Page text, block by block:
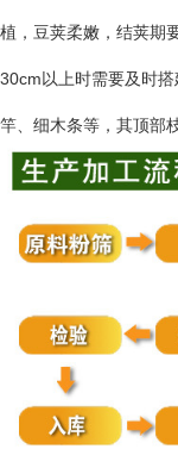
植，豆荚柔嫩，结荚期
30cm 以上时需要及时
竿、细木条等，其顶部